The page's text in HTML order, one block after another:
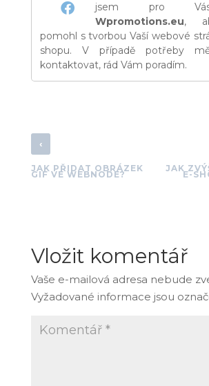
jsem pro
Wpromotions.eu,
pomohl s tvorbou Vaší webové
shopu. V případě potřeby
kontaktovat, rád Vám poradím.
‹
JAK PŘIDAT OBRÁZEK
GIF VE WEBNODE?
JAK
E-
Vložit komentář
Vaše e-mailová adresa nebude
Vyžadované informace jsou